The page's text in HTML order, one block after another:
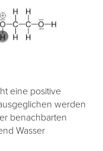
eine positive
werden
benachbarten
Wasser